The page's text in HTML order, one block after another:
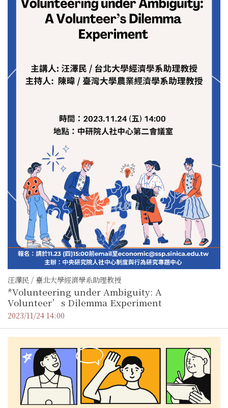
汪澤民 / 臺北大學經濟學系助理教授
*Volunteering under Ambiguity: A
Volunteer’s Dilemma Experiment
2023/11/24 14:00